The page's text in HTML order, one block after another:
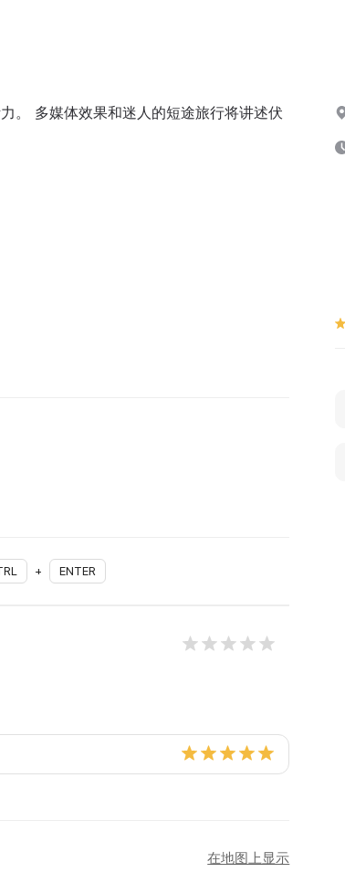
。 多媒体效果和迷人的短途旅行将讲述伏
+ ENTER
在地图上显示